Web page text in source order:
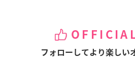
フォローしてより楽しい